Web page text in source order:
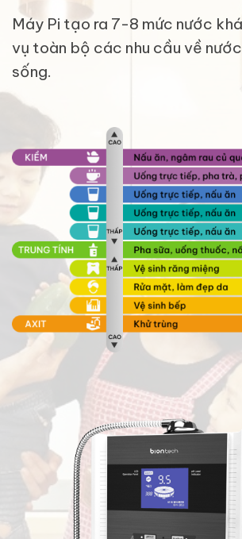
Máy Pi tạo ra 7-8 mức nước
vụ toàn bộ các nhu cầu về
sống.